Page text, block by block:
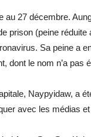
au 27 décembre.
prison (peine
Sa peine a
dont le nom n’a pas
Naypyidaw, a
avec les médias et